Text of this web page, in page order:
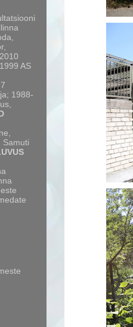
AS
1988-
Samuti